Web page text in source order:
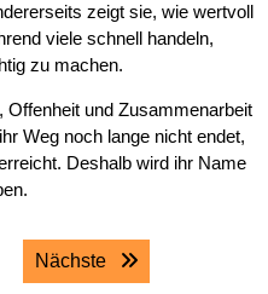
zeigt sie, wie wertvoll
viele schnell handeln,
zu machen.
und Zusammenarbeit
Weg noch lange nicht endet,
Deshalb wird ihr Name
Nächste Next post: